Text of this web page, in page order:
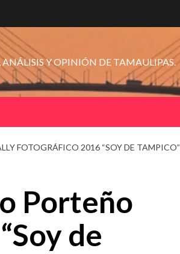
Y OPINIÓN DE TAMAULIPAS.
FOTOGRÁFICO 2016 “SOY DE TAMPICO”
Porteño
de